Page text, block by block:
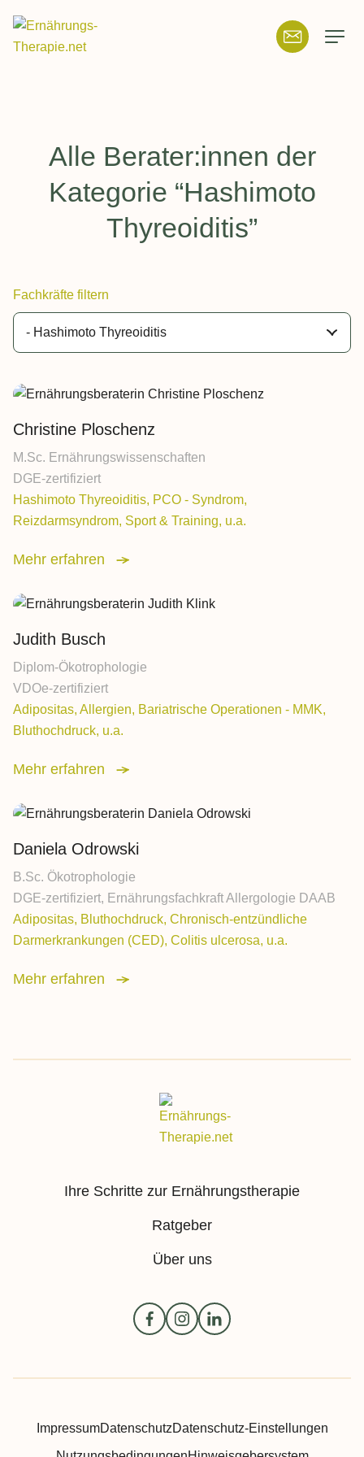
Suchen
Alle Berater:innen der
Kategorie “Hashimoto
Thyreoiditis”
Fachkräfte filtern
Christine Ploschenz
M.Sc. Ernährungswissenschaften
DGE-zertifiziert
Hashimoto Thyreoiditis, PCO - Syndrom,
Reizdarmsyndrom, Sport & Training, u.a.
Mehr erfahren
Judith Busch
Diplom-Ökotrophologie
VDOe-zertifiziert
Adipositas, Allergien, Bariatrische Operationen - MMK,
Bluthochdruck, u.a.
Mehr erfahren
Daniela Odrowski
B.Sc. Ökotrophologie
DGE-zertifiziert, Ernährungsfachkraft Allergologie DAAB
Adipositas, Bluthochdruck, Chronisch-entzündliche
Darmerkrankungen (CED), Colitis ulcerosa, u.a.
Mehr erfahren
Ihre Schritte zur Ernährungstherapie
Ratgeber
Über uns
ImpressumDatenschutzDatenschutz-Einstellungen